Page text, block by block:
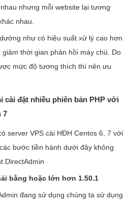
7
bản PHP các bạn muốn sử
bộ các phiên bản PHP
Version trên DirectAdmin
nhưng mỗi website lại tương
nhau.
như có hiệu suất xử lý cao hơn
thời gian phản hồi máy chủ. Do
mức độ tương thích thì nên ưu
cài đặt nhiều phiên bản PHP với
7
server VPS cài HĐH Centos 6, 7 với
bước tiền hành dưới đây không
DirectAdmin
bằng hoặc lớn hơn 1.50.1
đang sử dụng chúng ta sử dụng